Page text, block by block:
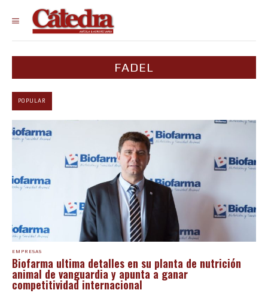
FADEL
POPULAR
EMPRESAS
Biofarma ultima detalles en su planta de nutrición
animal de vanguardia y apunta a ganar
competitividad internacional